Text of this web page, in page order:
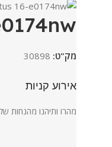
מק"ט: 30898
אירוע קניות
מהרו ותיהנו מהנחות של עד 10% על כל